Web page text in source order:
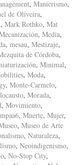
, Manierismo,
de Oliveira,
, Mark Rothko, Mat
, Media,
, mesau, Mestizaje,
de Córdoba,
, Minimal,
, Moda,
, Monte-Carmelo,
, Morada,
, Movimiento,
mpaa6, Muerte, Mujer,
, Museo de Arte
, Naturaleza,
, Neoindigenismo,
, No-Stop City,